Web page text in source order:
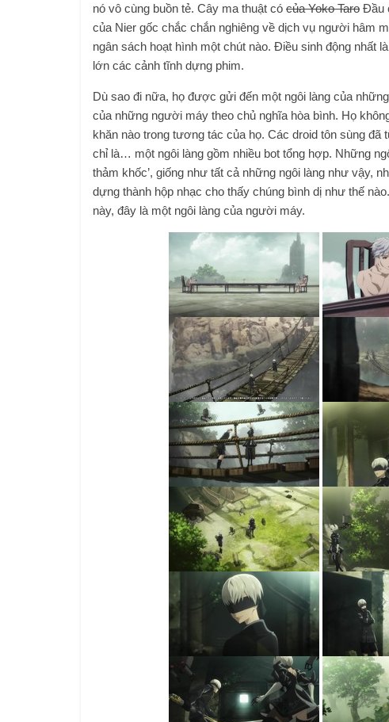
nó vô cùng buồn tẻ. Cây ma thuật có của Yoko Taro Đầu
của Nier gốc chắc chắn nghiêng về dịch vụ người hâm
ngân sách hoạt hình một chút nào. Điều sinh động nhất
lớn các cảnh tĩnh dựng phim.
Dù sao đi nữa, họ được gửi đến một ngôi làng của
của những người máy theo chủ nghĩa hòa bình. Họ
khăn nào trong tương tác của họ. Các droid tôn sùng
chỉ là… một ngôi làng gồm nhiều bot tổng hợp. Những
thảm khốc’, giống như tất cả những ngôi làng như vậy,
dựng thành hộp nhạc cho thấy chúng bình dị như thế
này, đây là một ngôi làng của người máy.